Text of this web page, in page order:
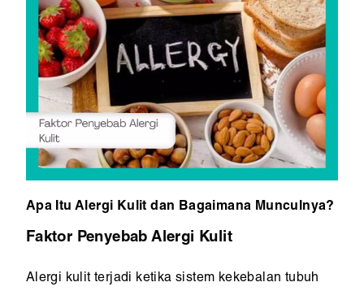
Apa Itu Alergi Kulit dan Bagaimana Munculnya?
Faktor Penyebab Alergi Kulit
Alergi kulit terjadi ketika sistem kekebalan tubuh